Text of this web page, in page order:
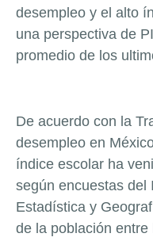
desempleo y el alto
una perspectiva de
promedio de los
De acuerdo con la
desempleo en
índice escolar ha
según encuestas del
Estadística y
de la población